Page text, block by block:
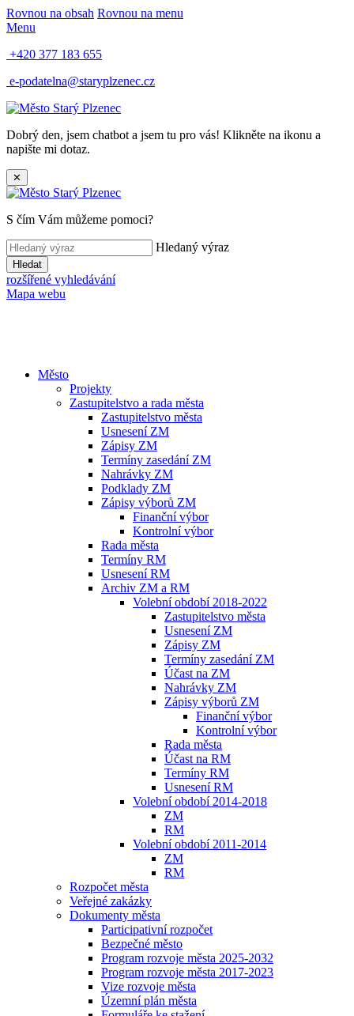
Rovnou na obsah Rovnou na menu
Menu
+420 377 183 655
e-podatelna@staryplzenec.cz
Dobrý den, jsem chatbot a jsem tu pro vás! Klikněte na ikonu a
napište mi dotaz.
✕
S čím Vám můžeme pomoci?
Hledaný výraz
Hledat
rozšířené vyhledávání
Mapa webu
Město
Projekty
Zastupitelstvo a rada města
Zastupitelstvo města
Usnesení ZM
Zápisy ZM
Termíny zasedání ZM
Nahrávky ZM
Podklady ZM
Zápisy výborů ZM
Finanční výbor
Kontrolní výbor
Rada města
Termíny RM
Usnesení RM
Archiv ZM a RM
Volební období 2018-2022
Zastupitelstvo města
Usnesení ZM
Zápisy ZM
Termíny zasedání ZM
Účast na ZM
Nahrávky ZM
Zápisy výborů ZM
Finanční výbor
Kontrolní výbor
Rada města
Účast na RM
Termíny RM
Usnesení RM
Volební období 2014-2018
ZM
RM
Volební období 2011-2014
ZM
RM
Rozpočet města
Veřejné zakázky
Dokumenty města
Participativní rozpočet
Bezpečné město
Program rozvoje města 2025-2032
Program rozvoje města 2017-2023
Vize rozvoje města
Územní plán města